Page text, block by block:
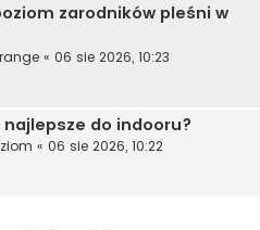
zarodników pleśni w
« 06 sie 2026, 10:23
najlepsze do indooru?
« 06 sie 2026, 10:22